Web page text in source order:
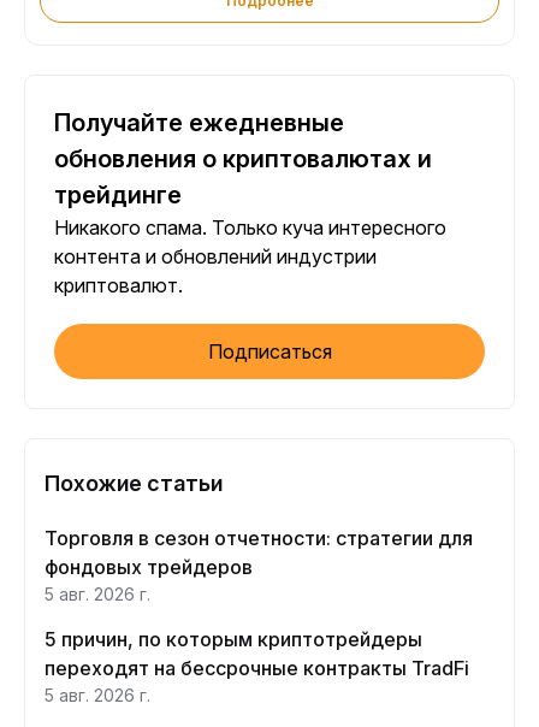
Получайте ежедневные
обновления о криптовалютах и
трейдинге
Никакого спама. Только куча интересного
контента и обновлений индустрии
криптовалют.
Подписаться
Похожие статьи
Торговля в сезон отчетности: стратегии для
фондовых трейдеров
5 авг. 2026 г.
5 причин, по которым криптотрейдеры
переходят на бессрочные контракты TradFi
5 авг. 2026 г.